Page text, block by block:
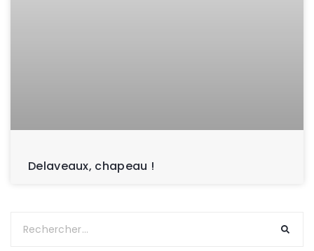
Delaveaux, chapeau !